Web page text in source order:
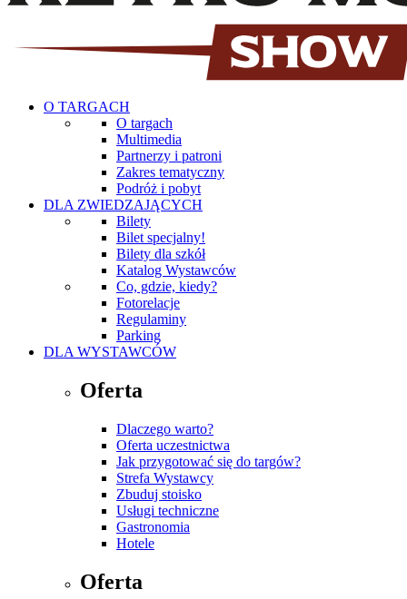
O TARGACH
O targach
Multimedia
Partnerzy i patroni
Zakres tematyczny
Podróż i pobyt
DLA ZWIEDZAJĄCYCH
Bilety
Bilet specjalny!
Bilety dla szkół
Katalog Wystawców
Co, gdzie, kiedy?
Fotorelacje
Regulaminy
Parking
DLA WYSTAWCÓW
Oferta
Dlaczego warto?
Oferta uczestnictwa
Jak przygotować się do targów?
Strefa Wystawcy
Zbuduj stoisko
Usługi techniczne
Gastronomia
Hotele
Oferta